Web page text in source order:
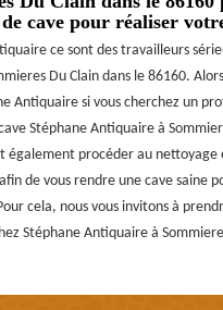
cave pour réaliser
ce sont des travailleurs
Du Clain dans le 86160.
Antiquaire si vous cherchez un
Stéphane Antiquaire à
également procéder au nettoyage
de vous rendre une cave saine
cela, nous vous invitons à
Stéphane Antiquaire à